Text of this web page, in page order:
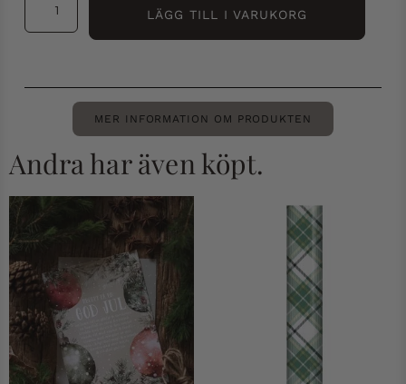
LÄGG TILL I VARUKORG
MER INFORMATION OM PRODUKTEN
Andra har även köpt.